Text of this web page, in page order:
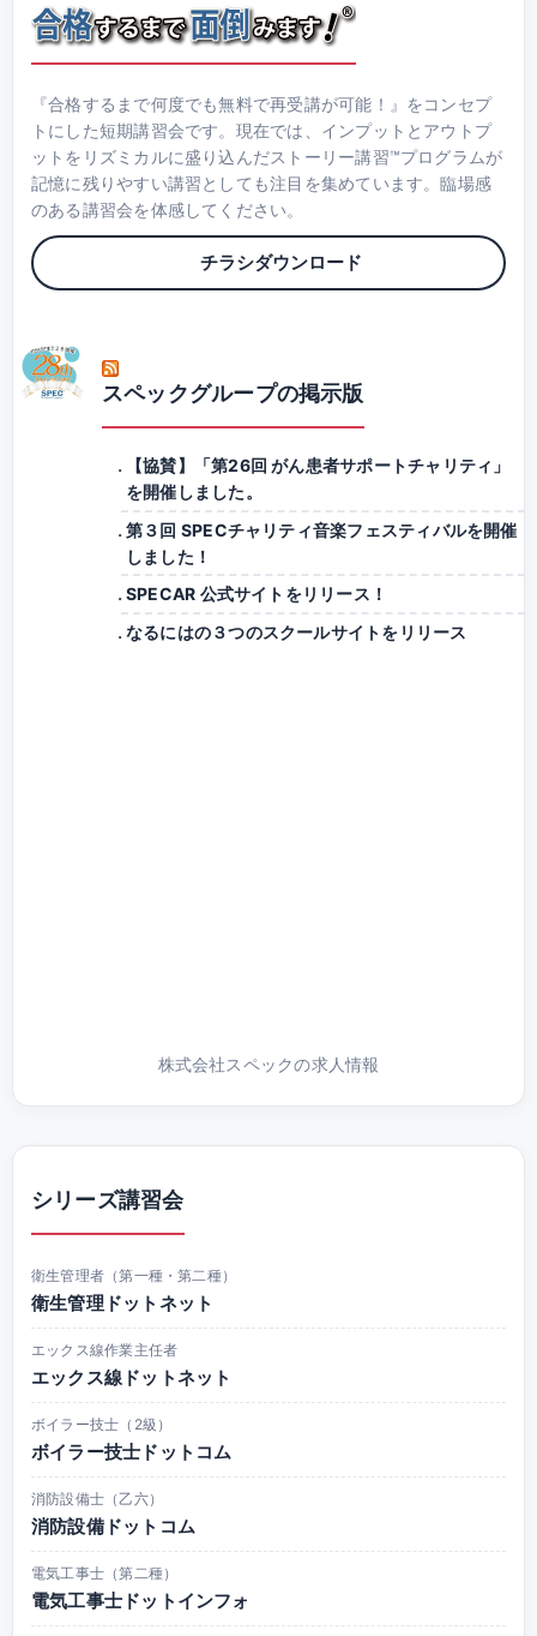
『合格するまで何度でも無料で再受講が可能！』をコンセプ
トにした短期講習会です。現在では、インプットとアウトプ
ットをリズミカルに盛り込んだストーリー講習™プログラムが
記憶に残りやすい講習としても注目を集めています。臨場感
のある講習会を体感してください。
チラシダウンロード
スペックグループの掲示版
【協賛】「第26回 がん患者サポートチャリティ」
を開催しました。
第３回 SPECチャリティ音楽フェスティバルを開催
しました！
SPECAR 公式サイトをリリース！
なるにはの３つのスクールサイトをリリース
株式会社スペックの求人情報
シリーズ講習会
衛生管理者（第一種・第二種）
衛生管理ドットネット
エックス線作業主任者
エックス線ドットネット
ボイラー技士（2級）
ボイラー技士ドットコム
消防設備士（乙六）
消防設備ドットコム
電気工事士（第二種）
電気工事士ドットインフォ